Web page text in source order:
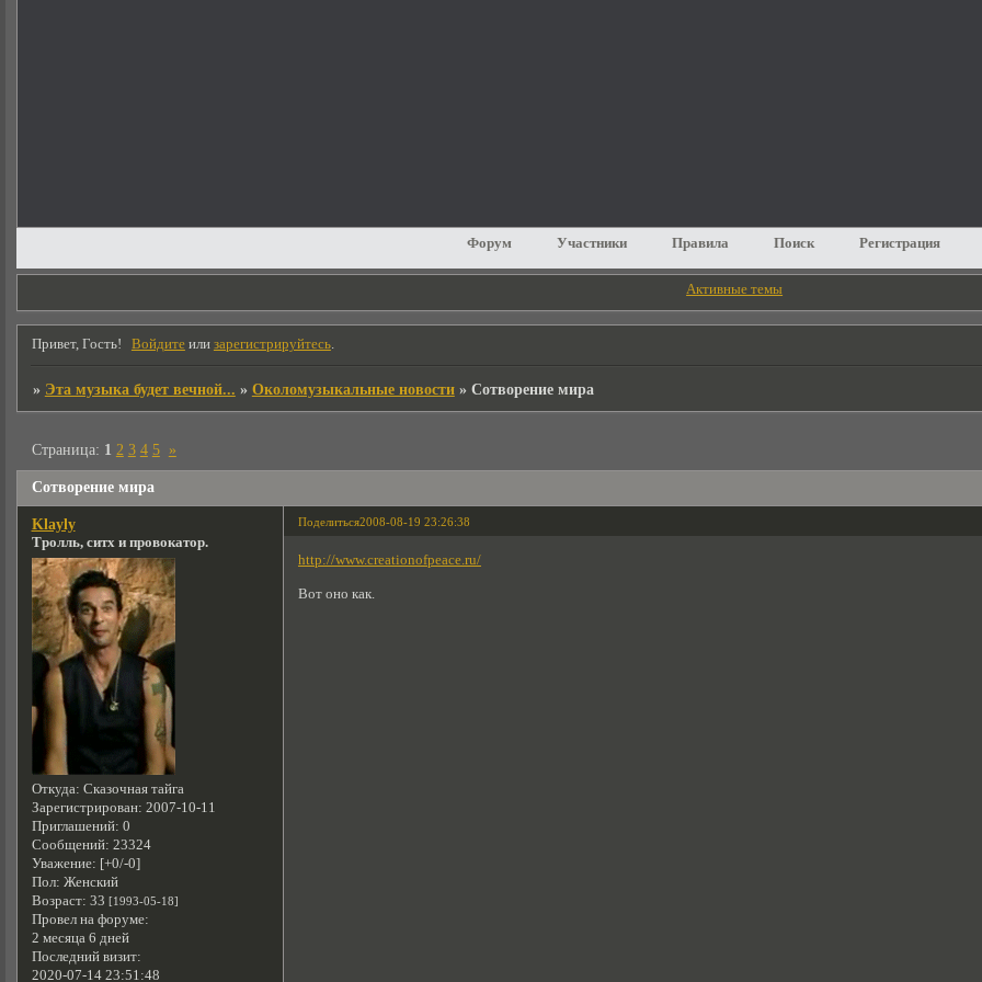
Форум Участники Правила Поиск Регистрация
Активные темы
Привет, Гость! Войдитеили зарегистрируйтесь.
» Эта музыка будет вечной... » Околомузыкальные новости » Сотворение мира
Сотворение мира
Страница: 1 2 3 4 5 »
Поделиться2008-08-19 23:26:38
Klayly
Тролль, ситх и провокатор.
Откуда: Сказочная тайга
Зарегистрирован: 2007-10-11
Приглашений: 0
Сообщений: 23324
Уважение: [+0/-0]
Пол: Женский
Возраст: 33 [1993-05-18]
Провел на форуме:
2 месяца 6 дней
Последний визит:
2020-07-14 23:51:48
http://www.creationofpeace.ru/
Вот оно как.